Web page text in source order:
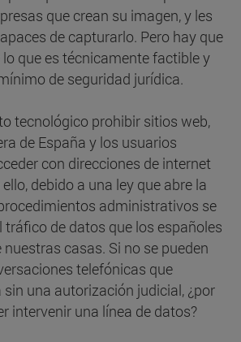
que crean su imagen, y les
de capturarlo. Pero hay que
que es técnicamente factible y
de seguridad jurídica.
tecnológico prohibir sitios web,
de España y los usuarios
con direcciones de internet
debido a una ley que abre la
administrativos se
tráfico de datos que los españoles
casas. Si no se pueden
telefónicas que
una autorización judicial, ¿por
intervenir una línea de datos?